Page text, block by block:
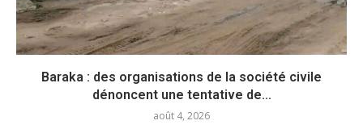
Baraka : des organisations de la société civile
dénoncent une tentative de...
août 4, 2026